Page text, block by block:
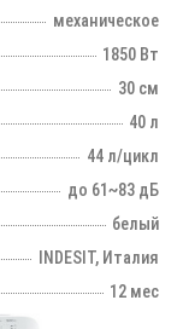
механическое
1850 Вт
30 см
40 л
44 л/цикл
до 61~83 дБ
белый
INDESIT, Италия
12 мес